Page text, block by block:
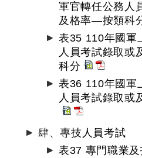
軍官轉任公務人
及格率—按類科
表35 110年國軍
人員考試錄取或
科分
表36 110年國軍
人員考試錄取或
肆、專技人員考試
表37 專門職業